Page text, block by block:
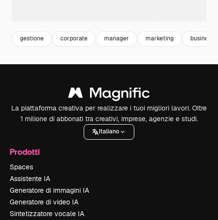
gestione corporate manager marketing business
La piattaforma creativa per realizzare i tuoi migliori lavori. Oltre
1 milione di abbonati tra creativi, imprese, agenzie e studi.
Italiano
Prodotti
Spaces
Assistente IA
Generatore di immagini IA
Generatore di video IA
Sintetizzatore vocale IA